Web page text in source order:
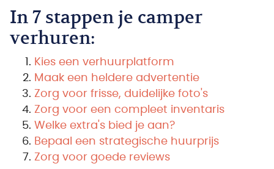
In 7 stappen je camper
verhuren:
Kies een verhuurplatform
Maak een heldere advertentie
Zorg voor frisse, duidelijke foto's
Zorg voor een compleet inventaris
Welke extra's bied je aan?
Bepaal een strategische huurprijs
Zorg voor goede reviews